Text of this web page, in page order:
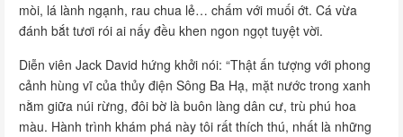
mòi, lá lành ngạnh, rau chua lẻ… chấm với muối ớt. Cá vừa
đánh bắt tươi rói ai nấy đều khen ngon ngọt tuyệt vời.
Diễn viên Jack David hứng khởi nói: “Thật ấn tượng với phong
cảnh hùng vĩ của thủy điện Sông Ba Hạ, mặt nước trong xanh
nằm giữa núi rừng, đôi bờ là buôn làng dân cư, trù phú hoa
màu. Hành trình khám phá này tôi rất thích thú, nhất là những